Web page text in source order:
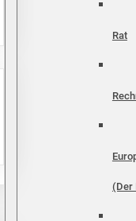
Rat
(Der